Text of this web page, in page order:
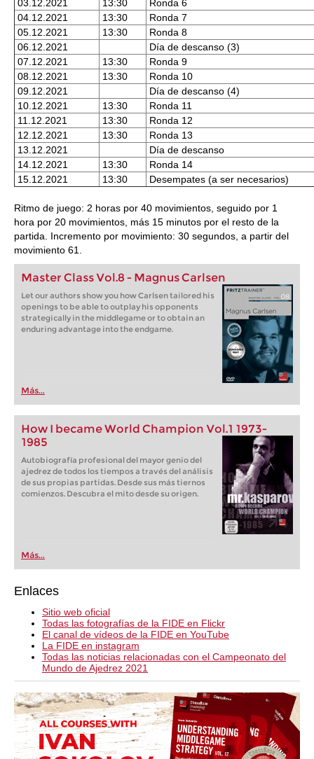
03.12.2021
13:30
Ronda 6
04.12.2021
13:30
Ronda 7
05.12.2021
13:30
Ronda 8
06.12.2021
Día de descanso (3)
07.12.2021
13:30
Ronda 9
08.12.2021
13:30
Ronda 10
09.12.2021
Día de descanso (4)
10.12.2021
13:30
Ronda 11
11.12.2021
13:30
Ronda 12
12.12.2021
13:30
Ronda 13
13.12.2021
Día de descanso
14.12.2021
13:30
Ronda 14
15.12.2021
13:30 Desempates (a ser necesarios)
Ritmo de juego: 2 horas por 40 movimientos, seguido por 1
hora por 20 movimientos, más 15 minutos por el resto de la
partida. Incremento por movimiento: 30 segundos, a partir del
movimiento 61.
Master Class Vol.8 - Magnus Carlsen
Let our authors show you how Carlsen tailored his
openings to be able to outplay his opponents
strategically in the middlegame or to obtain an
enduring advantage into the endgame.
Más...
How I became World Champion Vol.1 1973-
1985
Autobiografía profesional del mayor genio del
ajedrez de todos los tiempos a través del análisis
de sus propias partidas. Desde sus más tiernos
comienzos. Descubra el mito desde su origen.
Más...
Enlaces
Sitio web oficial
Todas las fotografías de la FIDE en Flickr
El canal de vídeos de la FIDE en YouTube
La FIDE en instagram
Todas las noticias relacionadas con el Campeonato del
Mundo de Ajedrez 2021